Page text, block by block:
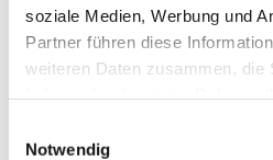
soziale Medien, Werbung und
Partner führen diese
weiteren Daten zusammen, die
Notwendig
Wir verbinden bei dieser
spirituelle, biblische und
Angeboten für den Leib
Meer-Salzgrotte,